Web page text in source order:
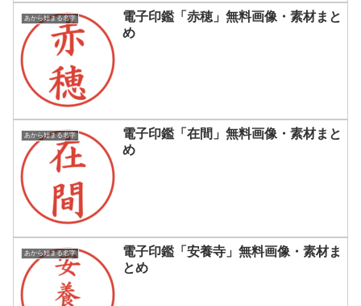
あから始まる名字
電子印鑑「赤穂」無料画像・素材まと
め
あから始まる名字
電子印鑑「在間」無料画像・素材まと
め
あから始まる名字
電子印鑑「安養寺」無料画像・素材ま
とめ